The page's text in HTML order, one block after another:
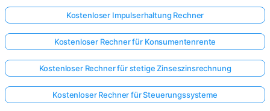
Kostenloser Impulserhaltung Rechner
Kostenloser Rechner für Konsumentenrente
Kostenloser Rechner für stetige Zinseszinsrechnung
Kostenloser Rechner für Steuerungssysteme